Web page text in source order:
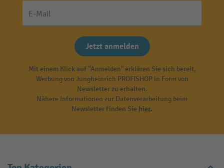
E-Mail
Jetzt anmelden
Mit einem Klick auf "Anmelden" erklären Sie sich bereit,
Werbung von Jungheinrich PROFISHOP in Form von
Newsletter zu erhalten.
Nähere Informationen zur Datenverarbeitung beim
Newsletter finden Sie hier.